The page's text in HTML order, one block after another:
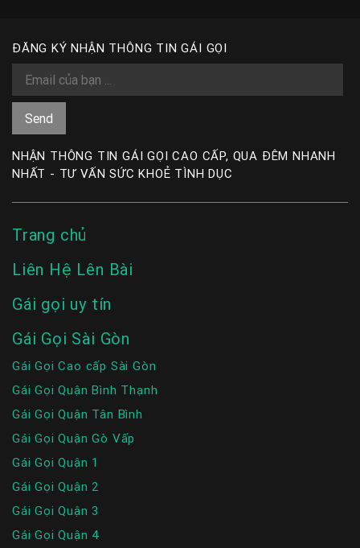
ĐĂNG KÝ NHẬN THÔNG TIN GÁI GỌI
NHẬN THÔNG TIN GÁI GỌI CAO CẤP, QUA ĐÊM NHANH
NHẤT - TƯ VẤN SỨC KHOẺ TÌNH DỤC
Trang chủ
Liên Hệ Lên Bài
Gái gọi uy tín
Gái Gọi Sài Gòn
Gái Gọi Cao cấp Sài Gòn
Gái Gọi Quận Bình Thạnh
Gái Gọi Quận Tân Bình
Gái Gọi Quận Gò Vấp
Gái Gọi Quận 1
Gái Gọi Quận 2
Gái Gọi Quận 3
Gái Gọi Quận 4